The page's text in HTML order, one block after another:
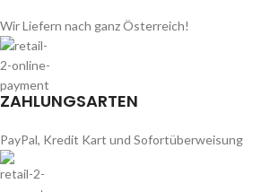
Wir Liefern nach ganz Österreich!
ZAHLUNGSARTEN
PayPal, Kredit Kart und Sofortüberweisung